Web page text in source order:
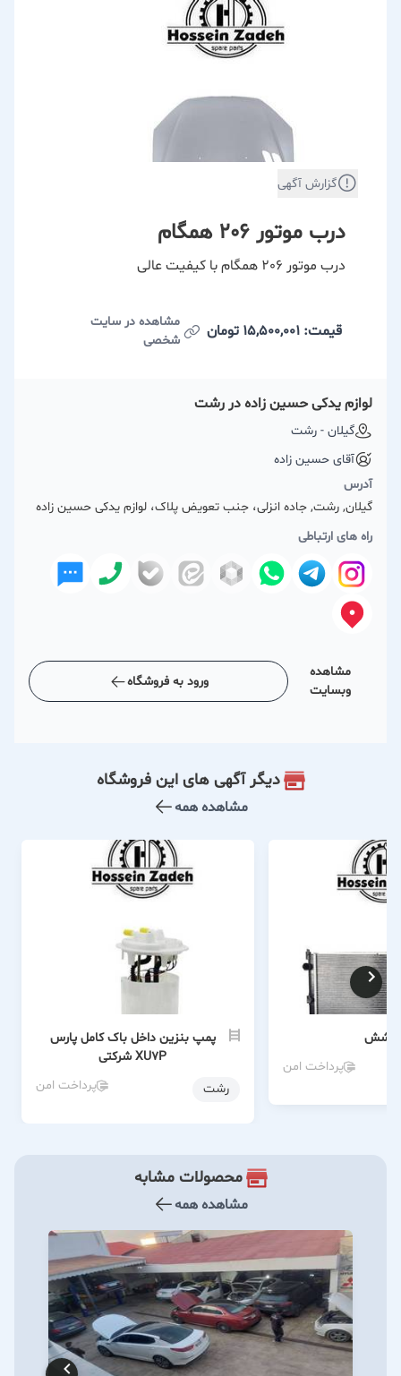
گزارش آگهی
درب موتور 206 همگام
درب موتور 206 همگام با کیفیت عالی
قیمت: 15,500,001 تومان
مشاهده در سایت
شخصی
لوازم یدکی حسین زاده در رشت
گیلان - رشت
آقای حسین زاده
آدرس
گیلان, رشت, جاده انزلی، جنب تعویض پلاک، لوازم یدکی حسین زاده
راه های ارتباطی
مشاهده
وبسایت
ورود به فروشگاه
دیگر آگهی های این فروشگاه
مشاهده همه
کوشش
پرداخت امن
پمپ بنزین داخل باک کامل پارس
XU7P شرکتی
رشت
پرداخت امن
محصولات مشابه
مشاهده همه